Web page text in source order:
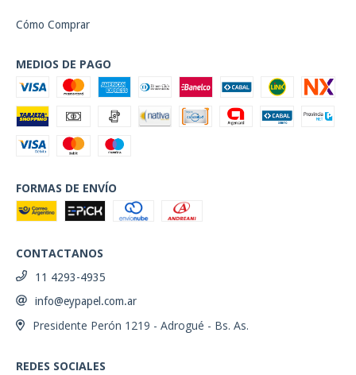
Cómo Comprar
MEDIOS DE PAGO
FORMAS DE ENVÍO
CONTACTANOS
11 4293-4935
info@eypapel.com.ar
Presidente Perón 1219 - Adrogué - Bs. As.
REDES SOCIALES